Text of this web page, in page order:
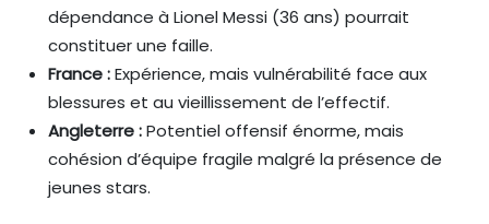
dépendance à Lionel Messi (36 ans) pourrait
constituer une faille.
France :Expérience, mais vulnérabilité face aux
blessures et au vieillissement de l’effectif.
Angleterre :Potentiel offensif énorme, mais
cohésion d’équipe fragile malgré la présence de
jeunes stars.